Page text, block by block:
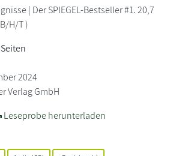
| Der SPIEGEL-Bestseller #1. 20,7
H/T )
2024
Verlag GmbH
Leseprobe herunterladen